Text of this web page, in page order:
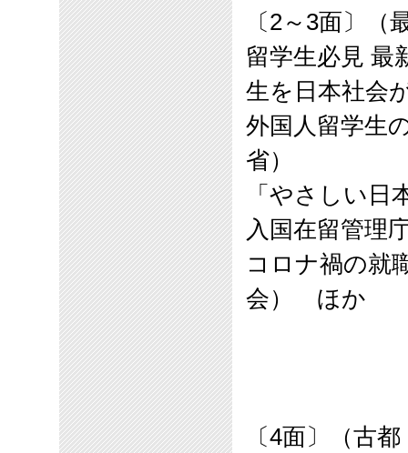
〔 2～ 3面〕（
留学生必見 最
生を日本社会
外国人留学生
省）
「やさしい日
入国在留管理
コロナ禍の就
会） ほか
〔4面〕（古